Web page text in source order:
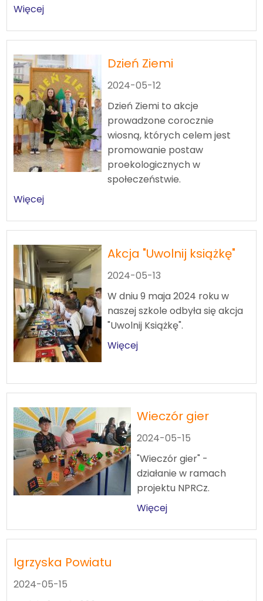
Więcej
Dzień Ziemi
2024-05-12
Dzień Ziemi to akcje
prowadzone corocznie
wiosną, których celem jest
promowanie postaw
proekologicznych w
społeczeństwie.
Więcej
Akcja "Uwolnij książkę"
2024-05-13
W dniu 9 maja 2024 roku w
naszej szkole odbyła się akcja
"Uwolnij Książkę".
Więcej
Wieczór gier
2024-05-15
"Wieczór gier" -
działanie w ramach
projektu NPRCz.
Więcej
Igrzyska Powiatu
2024-05-15